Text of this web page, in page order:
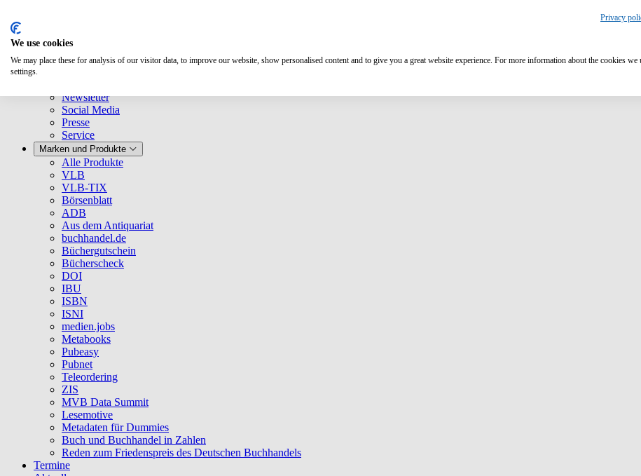
Newsletter
Social Media
Presse
Service
Marken und Produkte
Alle Produkte
VLB
VLB-TIX
Börsenblatt
ADB
Aus dem Antiquariat
buchhandel.de
Büchergutschein
Bücherscheck
DOI
IBU
ISBN
ISNI
medien.jobs
Metabooks
Pubeasy
Pubnet
Teleordering
ZIS
MVB Data Summit
Lesemotive
Metadaten für Dummies
Buch und Buchhandel in Zahlen
Reden zum Friedenspreis des Deutschen Buchhandels
Termine
Privacy
We use cookies
We may place these for analysis of our visitor data, to improve our website, show personalised content and to give you a great website experience. For more information about the cookies we
settings.